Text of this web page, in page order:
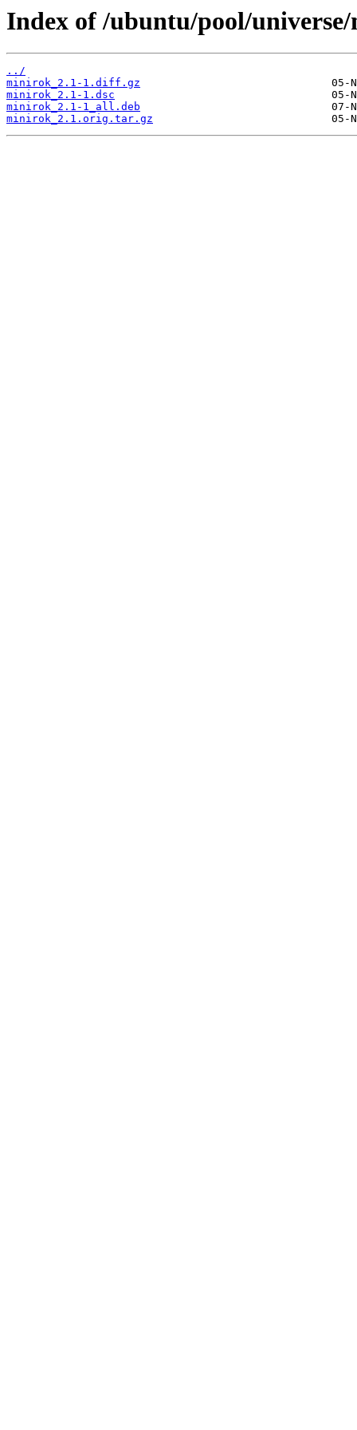
Index of /ubuntu/pool/
../
minirok_2.1-1.diff.gz
minirok_2.1-1.dsc
minirok_2.1-1_all.deb
minirok_2.1.orig.tar.gz